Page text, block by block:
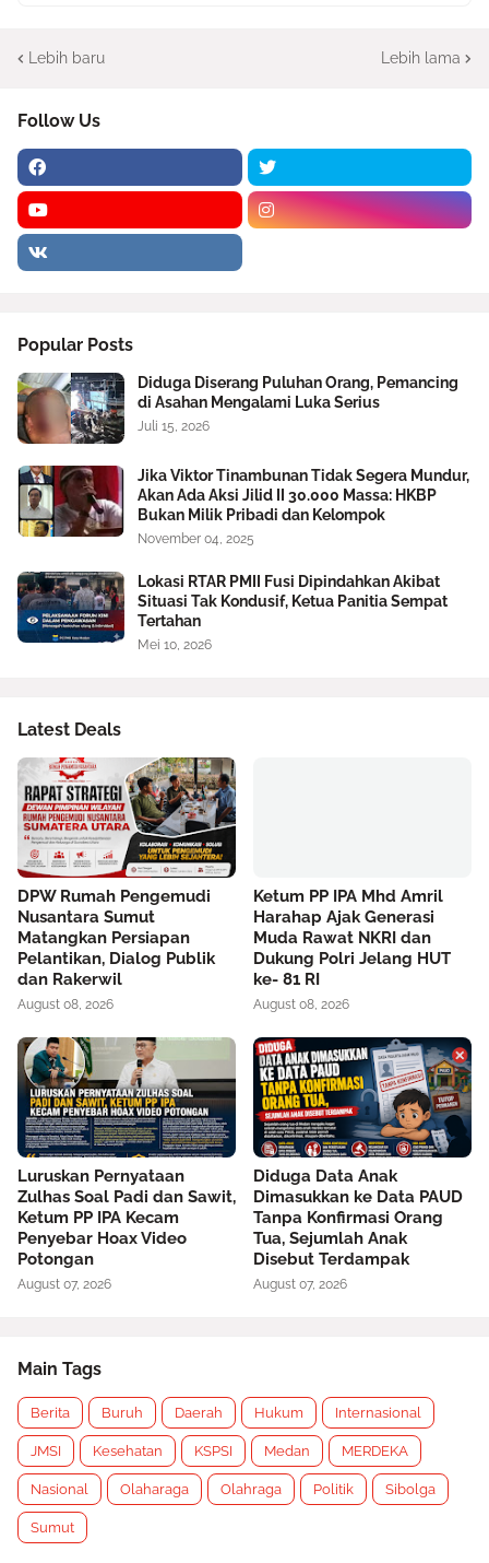
Lebih baru Lebih lama
Follow Us
Popular Posts
Diduga Diserang Puluhan Orang, Pemancing
di Asahan Mengalami Luka Serius
Juli 15, 2026
Jika Viktor Tinambunan Tidak Segera Mundur,
Akan Ada Aksi Jilid II 30.000 Massa: HKBP
Bukan Milik Pribadi dan Kelompok
November 04, 2025
Lokasi RTAR PMII Fusi Dipindahkan Akibat
Situasi Tak Kondusif, Ketua Panitia Sempat
Tertahan
Mei 10, 2026
Latest Deals
DPW Rumah Pengemudi
Nusantara Sumut
Matangkan Persiapan
Pelantikan, Dialog Publik
dan Rakerwil
August 08, 2026
Ketum PP IPA Mhd Amril
Harahap Ajak Generasi
Muda Rawat NKRI dan
Dukung Polri Jelang HUT
ke- 81 RI
August 08, 2026
Luruskan Pernyataan
Zulhas Soal Padi dan Sawit,
Ketum PP IPA Kecam
Penyebar Hoax Video
Potongan
August 07, 2026
Diduga Data Anak
Dimasukkan ke Data PAUD
Tanpa Konfirmasi Orang
Tua, Sejumlah Anak
Disebut Terdampak
August 07, 2026
Main Tags
Berita Buruh Daerah Hukum Internasional
JMSI Kesehatan KSPSI Medan MERDEKA
Nasional Olaharaga Olahraga Politik Sibolga
Sumut